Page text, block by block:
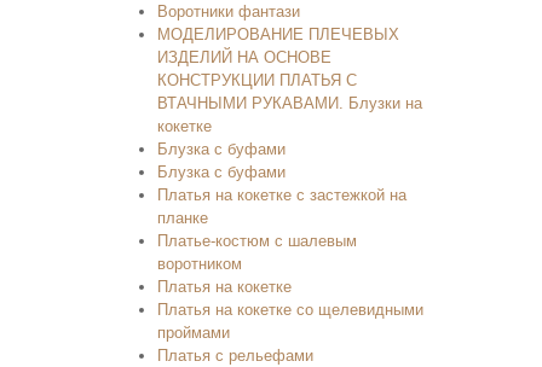
Воротники фантази
МОДЕЛИРОВАНИЕ ПЛЕЧЕВЫХ
ИЗДЕЛИЙ НА ОСНОВЕ
КОНСТРУКЦИИ ПЛАТЬЯ С
ВТАЧНЫМИ РУКАВАМИ. Блузки на
кокетке
Блузка с буфами
Блузка с буфами
Платья на кокетке с застежкой на
планке
Платье-костюм с шалевым
воротником
Платья на кокетке
Платья на кокетке со щелевидными
проймами
Платья с рельефами